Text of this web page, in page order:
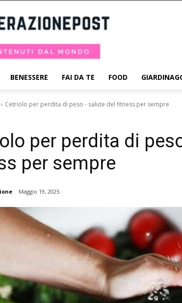
BENESSERE FAI DA TE FOOD
Cetriolo per perdita di peso - salute del fitness per sempre
per perdita di
per sempre
Maggio 19, 2025